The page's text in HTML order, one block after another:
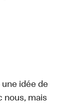
idée de
nous, mais